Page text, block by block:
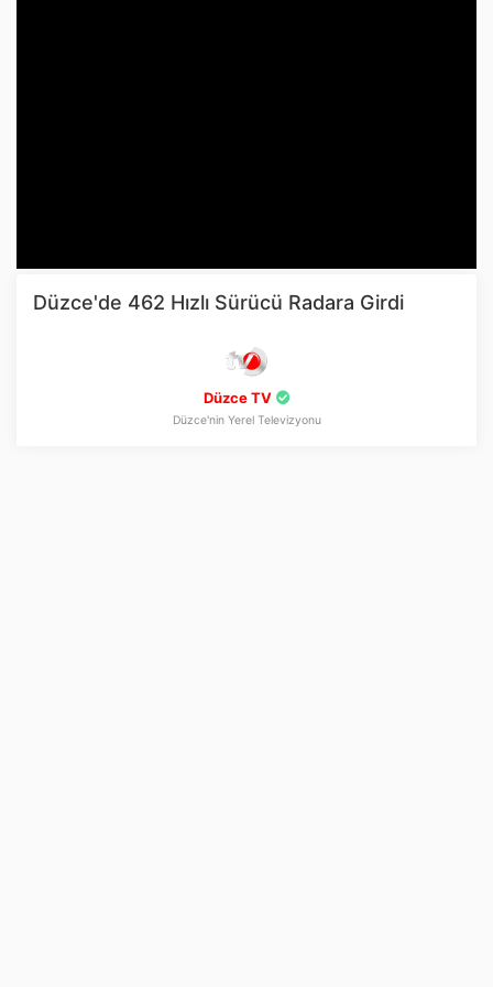
Düzce'de 462 Hızlı Sürücü Radara Girdi
Düzce TV
Düzce'nin Yerel Televizyonu